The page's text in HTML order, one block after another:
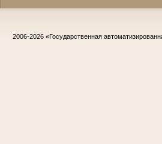
2006-2026 «Государственная